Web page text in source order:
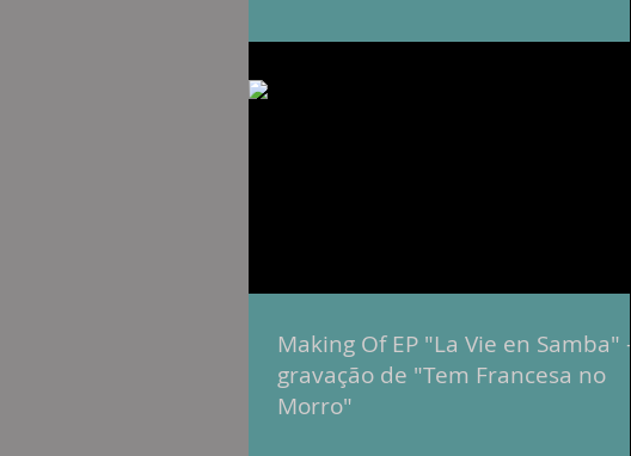
Making Of EP "La Vie en Samba" -
gravação de "Tem Francesa no
Morro"